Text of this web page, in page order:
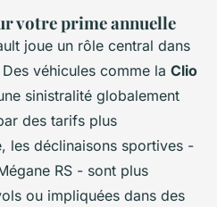
votre prime annuelle
joue un rôle central dans
véhicules comme la Clio
sinistralité globalement
des tarifs plus
les déclinaisons sportives -
RS - sont plus
ou impliquées dans des